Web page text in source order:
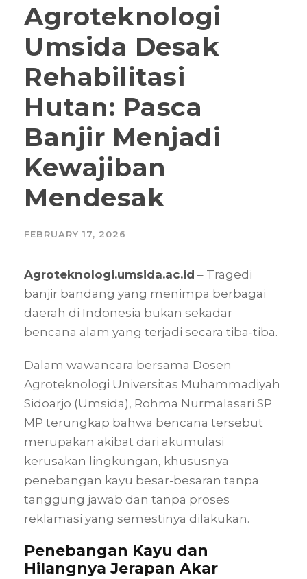
Agroteknologi
Umsida Desak
Rehabilitasi
Hutan: Pasca
Banjir Menjadi
Kewajiban
Mendesak
FEBRUARY 17, 2026
Agroteknologi.umsida.ac.id – Tragedi
banjir bandang yang menimpa berbagai
daerah di Indonesia bukan sekadar
bencana alam yang terjadi secara tiba-tiba.
Dalam wawancara bersama Dosen
Agroteknologi Universitas Muhammadiyah
Sidoarjo (Umsida), Rohma Nurmalasari SP
MP terungkap bahwa bencana tersebut
merupakan akibat dari akumulasi
kerusakan lingkungan, khususnya
penebangan kayu besar-besaran tanpa
tanggung jawab dan tanpa proses
reklamasi yang semestinya dilakukan.
Penebangan Kayu dan
Hilangnya Jerapan Akar